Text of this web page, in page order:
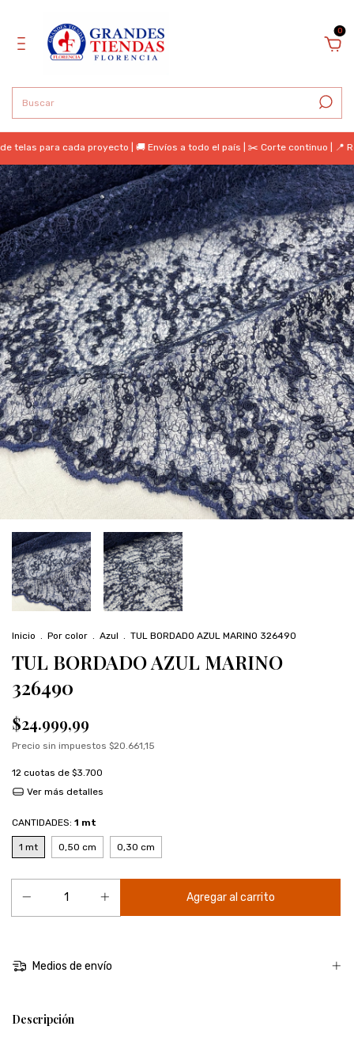
0
telas para cada proyecto | 🚚 Envíos a todo el país | ✂️ Corte continuo | 📍
Inicio . Por color . Azul . TUL BORDADO AZUL MARINO 326490
TUL BORDADO AZUL MARINO
326490
$24.999,99
Precio sin impuestos $20.661,15
12 cuotas de $3.700
Ver más detalles
CANTIDADES: 1 mt
1 mt 0,50 cm 0,30 cm
Medios de envío
Descripción